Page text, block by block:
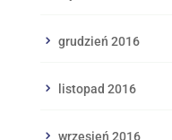
grudzień 2016
listopad 2016
wrzesień 2016